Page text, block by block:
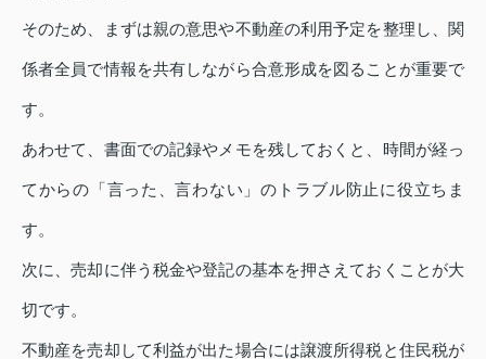
そのため、まずは親の意思や不動産の利用予定を整理し、関
係者全員で情報を共有しながら合意形成を図ることが重要で
す。
あわせて、書面での記録やメモを残しておくと、時間が経っ
てからの「言った、言わない」のトラブル防止に役立ちま
す。
次に、売却に伴う税金や登記の基本を押さえておくことが大
切です。
不動産を売却して利益が出た場合には譲渡所得税と住民税が